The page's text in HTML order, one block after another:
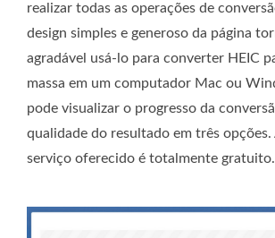
realizar todas as operações de
design simples e generoso da página
agradável usá-lo para converter HEIC
massa em um computador Mac ou
pode visualizar o progresso da
qualidade do resultado em três opções.
serviço oferecido é totalmente gratuito.